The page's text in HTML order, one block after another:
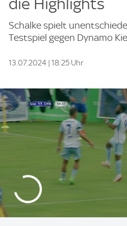
Schalke spielt
Testspiel gegen Dynamo
13.07.2024 | 18:25 Uhr